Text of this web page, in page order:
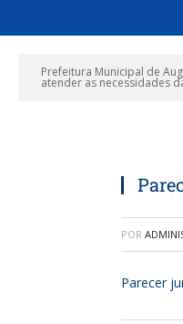
Prefeitura Municipal de
atender as necessidades
POR
Parecer